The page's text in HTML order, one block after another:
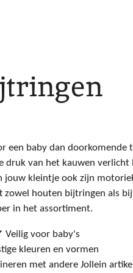
een baby dan doorkomende
druk van het kauwen verlicht
jouw kleintje ook zijn
zowel houten bijtringen als
in het assortiment.
Veilig voor baby's
kleuren en vormen
met andere Jollein